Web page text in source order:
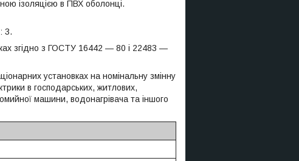
ізоляцією в ПВХ оболонці.
3.
згідно з ГОСТУ 16442 — 80 і 22483 —
установках на номінальну змінну
в господарських, житлових,
машини, водонагрівача та іншого